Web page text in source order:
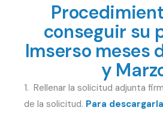
conseguir su
Imserso meses
y
Rellenar la solicitud adjunta
de la solicitud. Para